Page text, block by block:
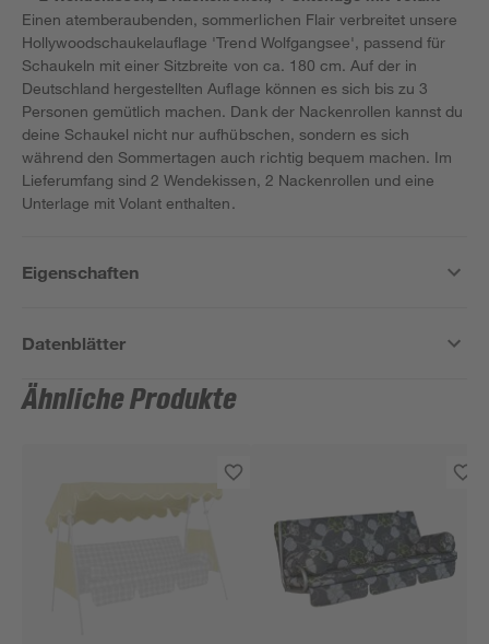
Einen atemberaubenden, sommerlichen Flair verbreitet unsere
Hollywoodschaukelauflage 'Trend Wolfgangsee', passend für
Schaukeln mit einer Sitzbreite von ca. 180 cm. Auf der in
Deutschland hergestellten Auflage können es sich bis zu 3
Personen gemütlich machen. Dank der Nackenrollen kannst du
deine Schaukel nicht nur aufhübschen, sondern es sich
während den Sommertagen auch richtig bequem machen. Im
Lieferumfang sind 2 Wendekissen, 2 Nackenrollen und eine
Unterlage mit Volant enthalten.
Eigenschaften
Datenblätter
Ähnliche Produkte